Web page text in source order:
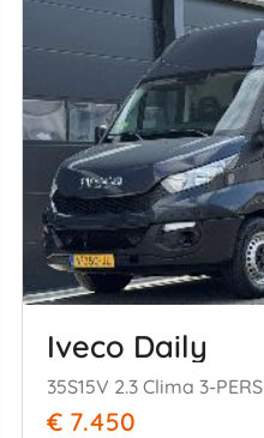
Iveco Daily
35S15V 2.3 Clima 3-PERS
€ 7.450